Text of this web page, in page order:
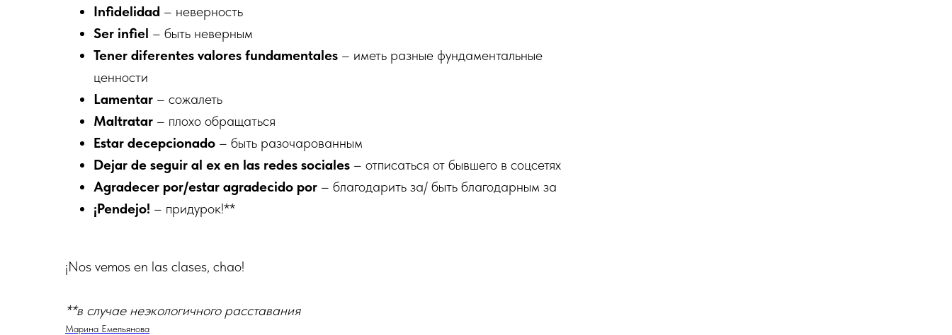
Infidelidad – неверность
Ser infiel – быть неверным
Tener diferentes valores fundamentales – иметь разные фундаментальные
ценности
Lamentar – сожалеть
Maltratar – плохо обращаться
Estar decepcionado – быть разочарованным
Dejar de seguir al ex en las redes sociales – отписаться от бывшего в соцсетях
Agradecer por/estar agradecido por – благодарить за/ быть благодарным за
¡Pendejo! – придурок!**
¡Nos vemos en las clases, chao!
**в случае неэкологичного расставания
Марина Емельянова